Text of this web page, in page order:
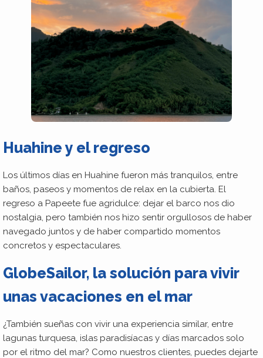
Huahine y el regreso
Los últimos días en Huahine fueron más tranquilos, entre
baños, paseos y momentos de relax en la cubierta. El
regreso a Papeete fue agridulce: dejar el barco nos dio
nostalgia, pero también nos hizo sentir orgullosos de haber
navegado juntos y de haber compartido momentos
concretos y espectaculares.
GlobeSailor, la solución para vivir
unas vacaciones en el mar
¿También sueñas con vivir una experiencia similar, entre
lagunas turquesa, islas paradisíacas y días marcados solo
por el ritmo del mar? Como nuestros clientes, puedes dejarte